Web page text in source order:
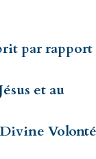
par rapport
et au
Volonté